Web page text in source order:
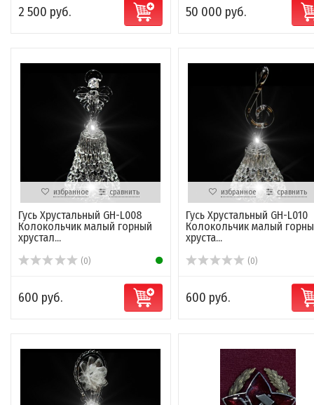
2 500 руб. 50 000 руб.
избранное сравнить
Гусь Хрустальный GH-L008
Колокольчик малый горный
хрустал...
(0)
600 руб.
избранное сравнить
Гусь Хрустальный GH-L010
Колокольчик малый
хруста...
(0)
600 руб.